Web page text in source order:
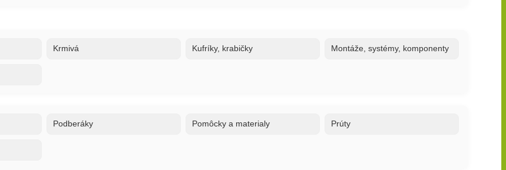
Krmivá Kufríky, krabičky Montáže, systémy, komponenty
Podberáky Pomôcky a materialy Prúty